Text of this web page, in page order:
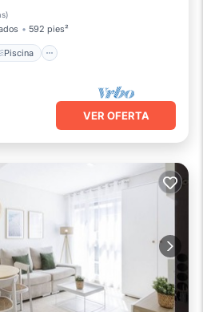
)
592 pies²
Piscina
VER OFERTA